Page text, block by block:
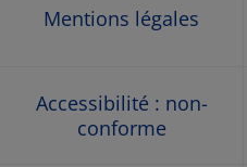
Mentions légales
Accessibilité : non-
conforme